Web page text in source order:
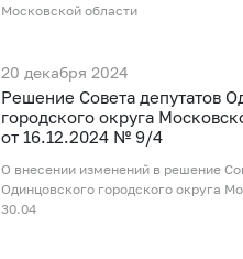
Московской области
20 декабря 2024
Рeшение Совета депутатов
городского округа
от 16.12.2024 № 9/4
О внесении изменений в решение
Одинцовского городского округа
30.04